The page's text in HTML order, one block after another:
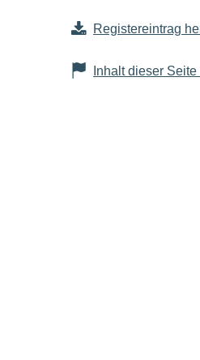
Registereintrag
Inhalt dieser